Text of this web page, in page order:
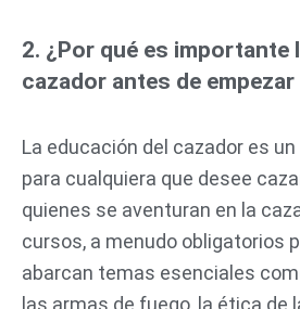
2. ¿Por qué es importante
cazador antes de empezar
La educación del cazador es
para cualquiera que desee
quienes se aventuran en la
cursos, a menudo obligatorios
abarcan temas esenciales
las armas de fuego, la ética de